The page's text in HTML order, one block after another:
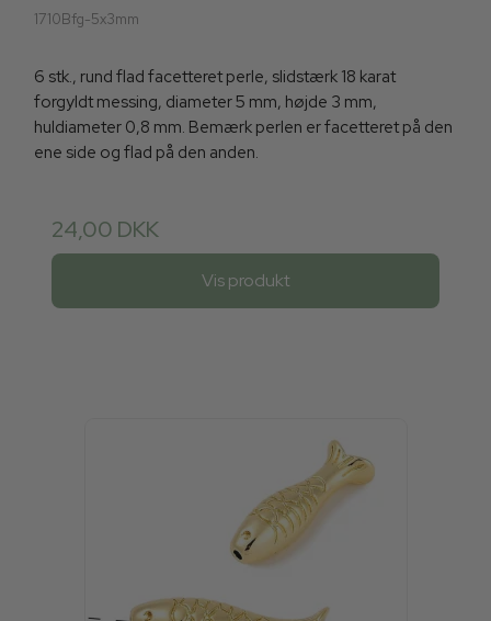
1710Bfg-5x3mm
6 stk., rund flad facetteret perle, slidstærk 18 karat
forgyldt messing, diameter 5 mm, højde 3 mm,
huldiameter 0,8 mm. Bemærk perlen er facetteret på den
ene side og flad på den anden.
24,00 DKK
Vis produkt